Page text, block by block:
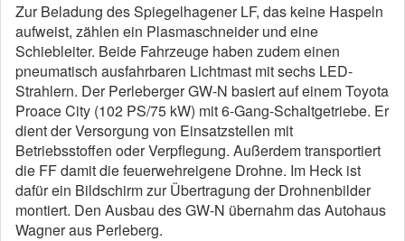
Zur Beladung des Spiegelhagener LF, das keine Haspeln
aufweist, zählen ein Plasmaschneider und eine
Schiebleiter. Beide Fahrzeuge haben zudem einen
pneumatisch ausfahrbaren Lichtmast mit sechs LED-
Strahlern. Der Perleberger GW-N basiert auf einem Toyota
Proace City (102 PS/75 kW) mit 6-Gang-Schaltgetriebe. Er
dient der Versorgung von Einsatzstellen mit
Betriebsstoffen oder Verpflegung. Außerdem transportiert
die FF damit die feuerwehreigene Drohne. Im Heck ist
dafür ein Bildschirm zur Übertragung der Drohnenbilder
montiert. Den Ausbau des GW-N übernahm das Autohaus
Wagner aus Perleberg.